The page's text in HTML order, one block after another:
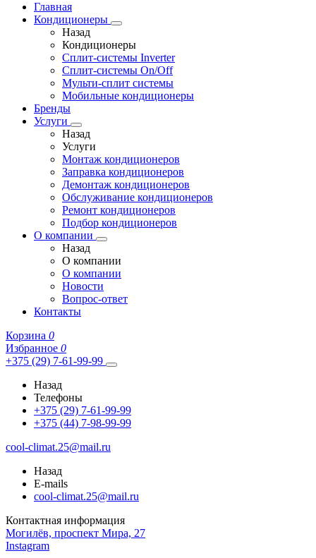
Главная
Кондиционеры
Назад
Кондиционеры
Сплит-системы Inverter
Сплит-системы On/Off
Мульти-сплит системы
Мобильные кондиционеры
Бренды
Услуги
Назад
Услуги
Монтаж кондиционеров
Заправка кондиционеров
Демонтаж кондиционеров
Обслуживание кондиционеров
Ремонт кондиционеров
Подбор кондиционеров
О компании
Назад
О компании
О компании
Новости
Вопрос-ответ
Контакты
Корзина 0
Избранное 0
+375 (29) 7-61-99-99
Назад
Телефоны
+375 (29) 7-61-99-99
+375 (44) 7-98-99-99
cool-climat.25@mail.ru
Назад
E-mails
cool-climat.25@mail.ru
Контактная информация
Могилёв, проспект Мира, 27
Instagram